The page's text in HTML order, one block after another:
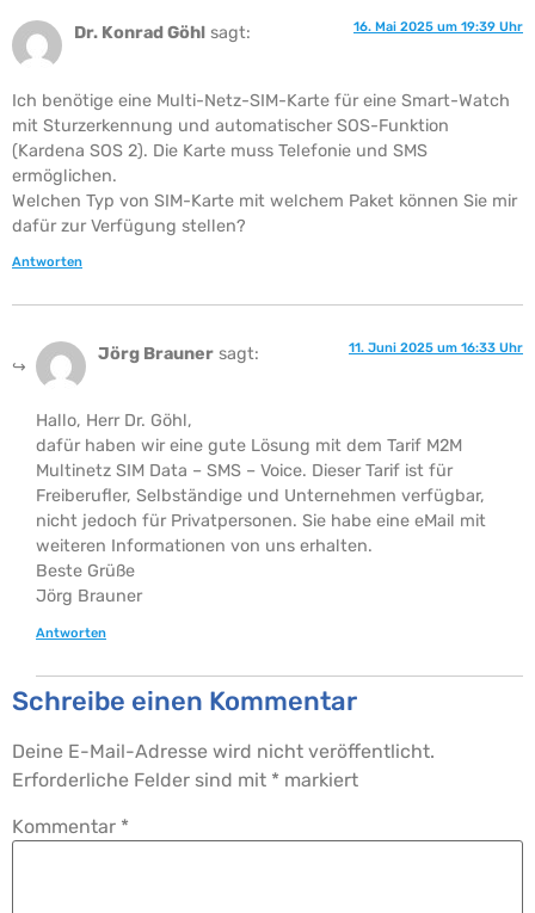
Dr. Konrad Göhl sagt: 16. Mai 2025 um 19:39 Uhr
Ich benötige eine Multi-Netz-SIM-Karte für eine Smart-Watch
mit Sturzerkennung und automatischer SOS-Funktion
(Kardena SOS 2). Die Karte muss Telefonie und SMS
ermöglichen.
Welchen Typ von SIM-Karte mit welchem Paket können Sie mir
dafür zur Verfügung stellen?
Antworten
Jörg Brauner sagt: 11. Juni 2025 um 16:33 Uhr
Hallo, Herr Dr. Göhl,
dafür haben wir eine gute Lösung mit dem Tarif M2M
Multinetz SIM Data – SMS – Voice. Dieser Tarif ist für
Freiberufler, Selbständige und Unternehmen verfügbar,
nicht jedoch für Privatpersonen. Sie habe eine eMail mit
weiteren Informationen von uns erhalten.
Beste Grüße
Jörg Brauner
Antworten
Schreibe einen Kommentar
Deine E-Mail-Adresse wird nicht veröffentlicht.
Erforderliche Felder sind mit * markiert
Kommentar *